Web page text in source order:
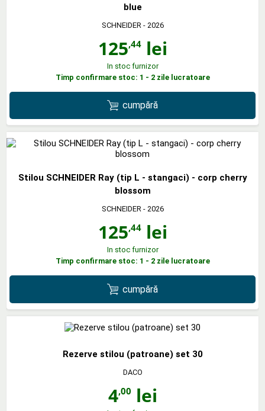
blue
SCHNEIDER - 2026
125,44lei
In stoc furnizor
Timp confirmare stoc: 1 - 2 zile lucratoare
cumpără
Stilou SCHNEIDER Ray (tip L - stangaci) - corp cherry
blossom
SCHNEIDER- 2026
125,44lei
In stoc furnizor
Timp confirmare stoc: 1 - 2 zile lucratoare
cumpără
Rezerve stilou (patroane) set 30
DACO
4,00 lei